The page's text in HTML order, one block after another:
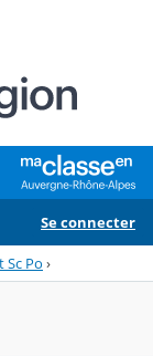
Se connecter
Sc Po ›